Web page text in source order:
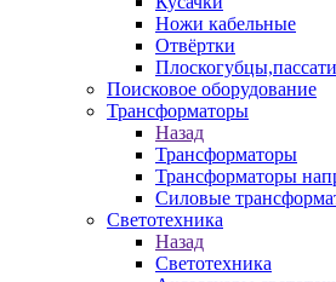
Ножи кабельные
Отвёртки
Поисковое оборудование
Трансформаторы
Назад
Трансформаторы
Трансформаторы
Силовые
Светотехника
Назад
Светотехника